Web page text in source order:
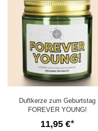
Duftkerze zum Geburtstag
FOREVER YOUNG!
11,95 €